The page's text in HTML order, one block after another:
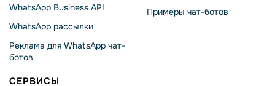
WhatsApp Business API
WhatsApp рассылки
Реклама для WhatsApp чат-
ботов
Примеры чат-ботов
СЕРВИСЫ